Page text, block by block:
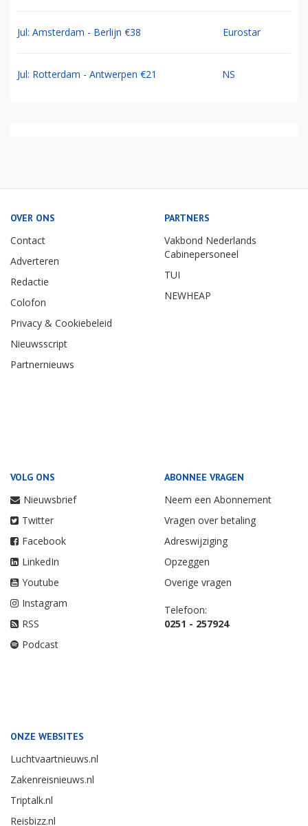
Jul: Amsterdam - Berlijn €38 Eurostar
Jul: Rotterdam - Antwerpen €21 NS
OVER ONS
Contact
Adverteren
Redactie
Colofon
Privacy & Cookiebeleid
Nieuwsscript
Partnernieuws
PARTNERS
Vakbond Nederlands
Cabinepersoneel
TUI
NEWHEAP
VOLG ONS
Nieuwsbrief
Twitter
Facebook
LinkedIn
Youtube
Instagram
RSS
Podcast
ABONNEE VRAGEN
Neem een Abonnement
Vragen over betaling
Adreswijziging
Opzeggen
Overige vragen
Telefoon:
0251 - 257924
ONZE WEBSITES
Luchtvaartnieuws.nl
Zakenreisnieuws.nl
Triptalk.nl
Reisbizz.nl